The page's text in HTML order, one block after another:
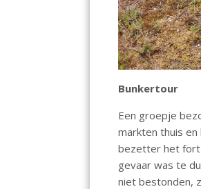
Bunkertour
Een groepje
markten thuis
bezetter het fort
gevaar was te
niet bestonden,